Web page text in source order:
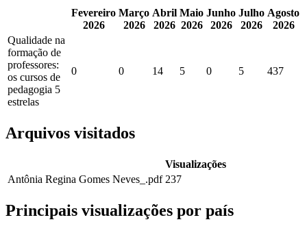
Fevereiro
2026
Março
2026
Abril
2026
Maio
2026
Junho
2026
Julho
2026
Agosto
2026
Qualidade na
formação de
professores:
os cursos de
pedagogia 5
estrelas
0 0 14 5 0 5 437
Arquivos visitados
Visualizações
Antônia Regina Gomes Neves_.pdf 237
Principais visualizações por país